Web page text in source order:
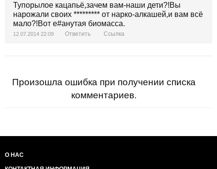
Тупорылое кацапьё,зачем вам-наши дети?!Вы
нарожали своих ********* от нарко-алкашей,и вам всё
мало?!Вот е#анутая биомасса.
12.07.2014 22:09 Ответить Ссылка
Произошла ошибка при получении списка
комментариев.
О НАС